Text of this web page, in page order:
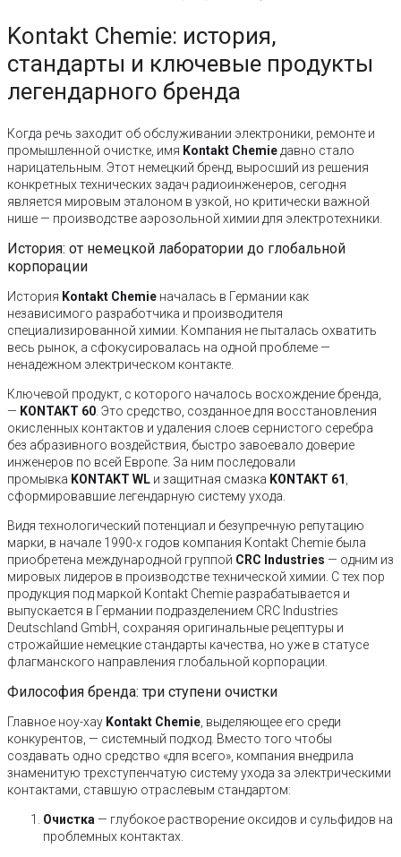
Kontakt Chemie: история,
стандарты и ключевые продукты
легендарного бренда
Когда речь заходит об обслуживании электроники, ремонте и
промышленной очистке, имя Kontakt Chemie давно стало
нарицательным. Этот немецкий бренд, выросший из решения
конкретных технических задач радиоинженеров, сегодня
является мировым эталоном в узкой, но критически важной
нише — производстве аэрозольной химии для электротехники.
История: от немецкой лаборатории до глобальной
корпорации
История Kontakt Chemie началась в Германии как
независимого разработчика и производителя
специализированной химии. Компания не пыталась охватить
весь рынок, а сфокусировалась на одной проблеме —
ненадежном электрическом контакте.
Ключевой продукт, с которого началось восхождение бренда,
— KONTAKT 60 . Это средство, созданное для восстановления
окисленных контактов и удаления слоев сернистого серебра
без абразивного воздействия, быстро завоевало доверие
инженеров по всей Европе. За ним последовали
промывка KONTAKT WL и защитная смазка KONTAKT 61
сформировавшие легендарную систему ухода.
Видя технологический потенциал и безупречную репутацию
марки, в начале 1990-х годов компания Kontakt Chemie была
приобретена международной группой CRC Industries — одним из
мировых лидеров в производстве технической химии. С тех пор
продукция под маркой Kontakt Chemie разрабатывается и
выпускается в Германии подразделением CRC Industries
Deutschland GmbH, сохраняя оригинальные рецептуры и
строжайшие немецкие стандарты качества, но уже в статусе
флагманского направления глобальной корпорации.
Философия бренда: три ступени очистки
Главное ноу-хау Kontakt Chemie , выделяющее его среди
конкурентов, — системный подход. Вместо того чтобы
создавать одно средство «для всего», компания внедрила
знаменитую трехступенчатую систему ухода за электрическими
контактами, ставшую отраслевым стандартом:
Очистка — глубокое растворение оксидов и сульфидов на
проблемных контактах.